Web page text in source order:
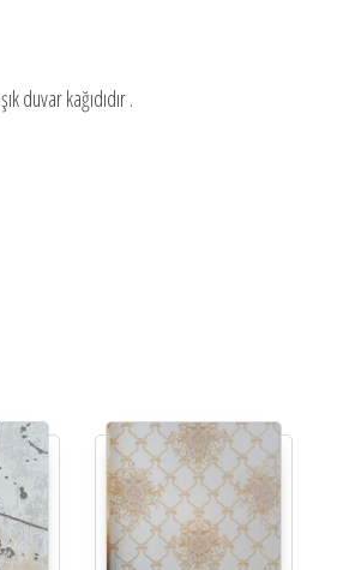
duvar kağıdıdır .